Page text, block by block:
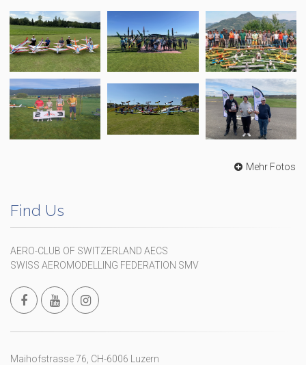
Mehr Fotos
Find Us
AERO-CLUB OF SWITZERLAND AECS
SWISS AEROMODELLING FEDERATION SMV
Maihofstrasse 76, CH-6006 Luzern